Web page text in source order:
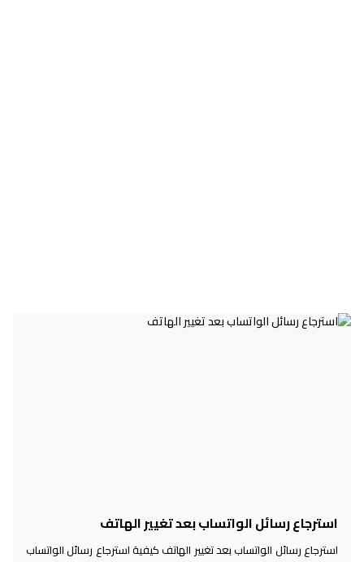
استرجاع رسائل الواتساب بعد تغيير الهاتف
استرجاع رسائل الواتساب بعد تغيير الهاتف كيفية استرجاع رسائل الواتساب